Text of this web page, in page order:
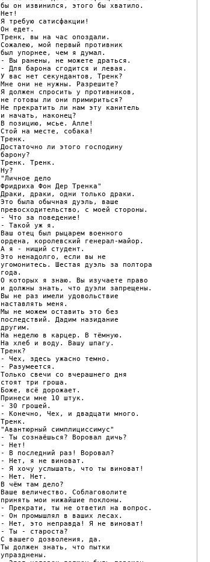
бы он извинился, этого бы хватило.
Нет!
Я требую сатисфакции!
Он едет.
Тренк, вы на час опоздали.
Сожалею, мой первый противник
был упорнее, чем я думал.
- Вы ранены, не можете драться.
- Для барона сгодится и левая.
У вас нет секундантов, Тренк?
Мне они не нужны. Разрешите?
Я должен спросить у противников,
не готовы ли они примириться?
Не прекратить ли нам эту канитель
и начать, наконец?
В позицию, мсье. Алле!
Стой на месте, собака!
Тренк.
Достаточно ли этого господину
барону?
Тренк. Тренк.
Ну?
"Личное дело
Фридриха Фон Дер Тренка"
Драки, драки, одни только драки.
Это была обычная дуэль, ваше
превосходительство, с моей стороны.
- Что за поведение!
- Такой уж я.
Ваш отец был рыцарем военного
ордена, королевский генерал-майор.
А я - нищий студент.
Это ненадолго, если вы не
угомонитесь. Шестая дуэль за полтора
года.
О которых я знаю. Вы изучаете право
и должны знать, что дуэли запрещены.
Вы не раз имели удовольствие
наставлять меня.
Мы не можем оставить это без
последствий. Дадим назидание
другим.
На неделю в карцер. В тёмную.
На хлеб и воду. Вашу шпагу.
Тренк?
- Чех, здесь ужасно темно.
- Разумеется.
Только свечи со вчерашнего дня
стоят три гроша.
Боже, всё дорожает.
Принеси мне 10 штук.
- 30 грошей.
- Конечно, Чех, и двадцати много.
Тренк.
"Авантюрный симплициссимус"
- Ты сознаёшься? Воровал дичь?
- Нет!
- В последний раз! Воровал?
- Нет, я не виноват.
- Я хочу услышать, что ты виноват!
- Нет. Нет.
В чём там дело?
Ваше величество. Соблаговолите
принять мои нижайшие поклоны.
- Прекрати, ты не ответил на вопрос.
- Он промышлял в ваших лесах.
- Нет, это неправда! Я не виноват!
- Ты - староста?
С вашего дозволения, да.
Ты должен знать, что пытки
упразднены.